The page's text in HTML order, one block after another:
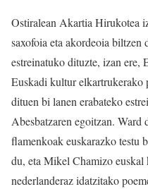
Ostiralean Akartia Hirukotea
saxofoia eta akordeoia
estreinatuko dituzte, izan ere,
Euskadi kultur elkartrukerako
dituen bi lanen erabateko
Abesbatzaren egoitzan.
flamenkoak euskarazko testu
du, eta Mikel Chamizo euskal
nederlanderaz idatzitako